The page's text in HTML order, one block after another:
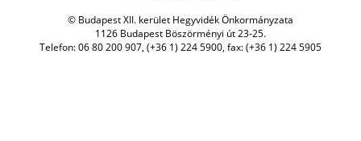
© Budapest XII. kerület Hegyvidék Önkormányzata
1126 Budapest Böszörményi út 23-25.
Telefon: 06 80 200 907, (+36 1) 224 5900, fax: (+36 1) 224 5905